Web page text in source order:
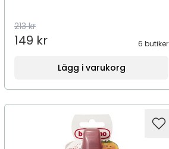
213 kr
149 kr 6 butiker
Lägg i varukorg